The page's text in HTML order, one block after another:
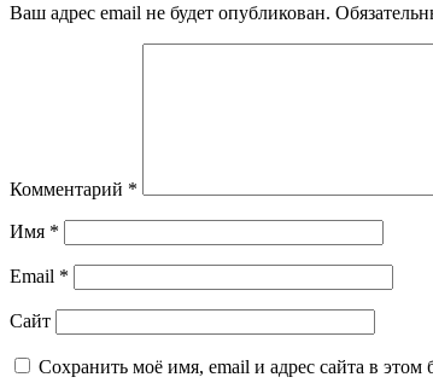
Ваш адрес email не будет опубликован.
Комментарий *
Имя *
Email *
Сайт
Сохранить моё имя, email и адрес сайта в